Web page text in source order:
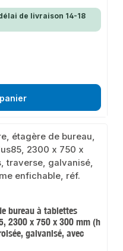
de livraison 14-18
bureau à tablettes
2300 x 750 x 300 mm (h
galvanisé, avec